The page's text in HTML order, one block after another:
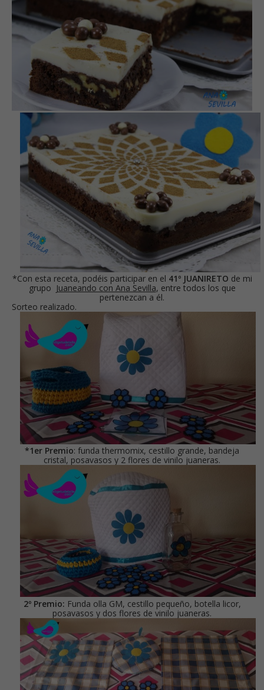
*Con esta receta, podéis participar en el 41º JUANIRETO de mi
grupo Juaneando con Ana Sevilla, entre todos los que
pertenezcan a él.
Sorteo realizado.
*1er Premio: funda thermomix, cestillo grande, bandeja
cristal, posavasos y 2 flores de vinilo juaneras.
2º Premio: Funda olla GM, cestillo pequeño, botella licor,
posavasos y dos flores de vinilo juaneras.